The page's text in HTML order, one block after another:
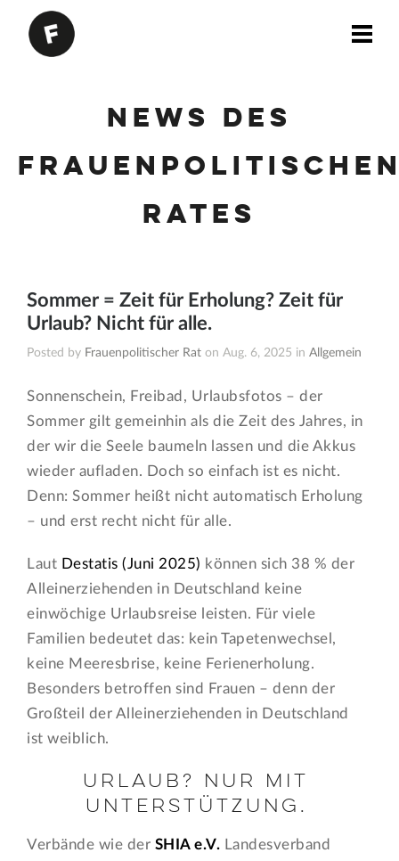
News des
Rates
Sommer = Zeit für Erholung? Zeit für
Urlaub? Nicht für alle.
Posted by Frauenpolitischer Rat on Aug. 6, 2025 inAllgemein
Sonnenschein, Freibad, Urlaubsfotos – der
Sommer gilt gemeinhin als die Zeit des Jahres, in
der wir die Seele baumeln lassen und die Akkus
wieder aufladen. Doch so einfach ist es nicht.
Denn: Sommer heißt nicht automatisch Erholung
– und erst recht nicht für alle.
Laut Destatis (Juni 2025) können sich 38 % der
Alleinerziehenden in Deutschland keine
einwöchige Urlaubsreise leisten. Für viele
Familien bedeutet das: kein Tapetenwechsel,
keine Meeresbrise, keine Ferienerholung.
Besonders betroffen sind Frauen – denn der
Großteil der Alleinerziehenden in Deutschland
ist weiblich.
Urlaub? Nur mit
Unterstützung.
Verbände wie der SHIA e.V. Landesverband